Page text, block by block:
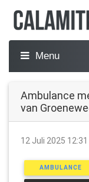
Menu
Ambulance
van
12 Juli 2025 12:31
AMBULANCE